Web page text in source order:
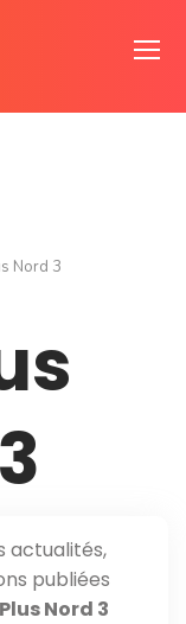
Nord 3
actualités,
publiées
Nord 3